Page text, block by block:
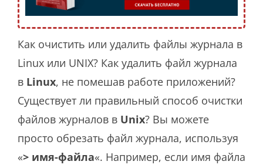
Как очистить или удалить файлы журнала в
Linux или UNIX? Как удалить файл журнала
в Linux, не помешав работе приложений?
Существует ли правильный способ очистки
файлов журналов в Unix? Вы можете
просто обрезать файл журнала, используя
«> имя-файла«. Например, если имя файла